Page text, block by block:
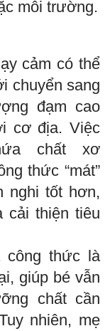
môi trường.
cảm có thể
chuyển sang
đạm cao
cơ địa. Việc
chất xơ
thức “mát”
nghi tốt hơn,
cải thiện tiêu
công thức là
giúp bé vẫn
chất cần
nhiên, mẹ